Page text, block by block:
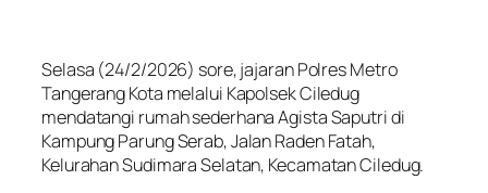
Selasa (24/2/2026) sore, jajaran Polres Metro
Tangerang Kota melalui Kapolsek Ciledug
mendatangi rumah sederhana Agista Saputri di
Kampung Parung Serab, Jalan Raden Fatah,
Kelurahan Sudimara Selatan, Kecamatan Ciledug.